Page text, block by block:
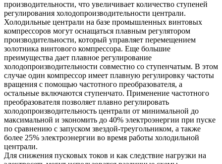
производительности, что увеличивает количество ступеней
регулирования холодопроизводительности централи.
Холодильные централи на базе промышленных винтовых
компрессоров могут оснащаться плавным регулятором
производительности, который управляет перемещением
золотника винтового компрессора. Еще большие
преимущества дает плавное регулирование
холодопроизводительности совместно со ступенчатым. В этом
случае один компрессор имеет плавную регулировку частоты
вращения с помощью частотного преобразователя, а
остальные включаются ступенчато. Применение частотного
преобразователя позволяет плавно регулировать
холодопроизводительность централи от минимальной до
максимальной и экономить до 40% электроэнергии при пуске
по сравнению с запуском звездой-треугольником, а также
более 25% электроэнергии во время работы холодильной
централи.
Для снижения пусковых токов и как следствие нагрузки на